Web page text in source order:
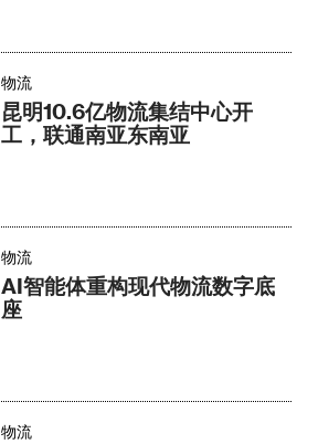
物流
昆明10.6亿物流集结中心开
工，联通南亚东南亚
物流
AI智能体重构现代物流数字底
座
物流